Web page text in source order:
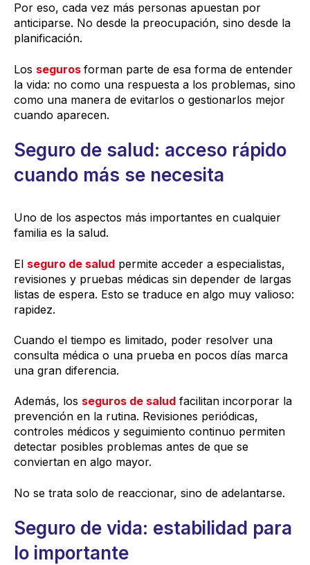
Por eso, cada vez más personas apuestan por
anticiparse. No desde la preocupación, sino desde la
planificación.
Los seguros forman parte de esa forma de entender
la vida: no como una respuesta a los problemas, sino
como una manera de evitarlos o gestionarlos mejor
cuando aparecen.
Seguro de salud: acceso rápido
cuando más se necesita
Uno de los aspectos más importantes en cualquier
familia es la salud.
El seguro de salud permite acceder a especialistas,
revisiones y pruebas médicas sin depender de largas
listas de espera. Esto se traduce en algo muy valioso:
rapidez.
Cuando el tiempo es limitado, poder resolver una
consulta médica o una prueba en pocos días marca
una gran diferencia.
Además, los seguros de salud facilitan incorporar la
prevención en la rutina. Revisiones periódicas,
controles médicos y seguimiento continuo permiten
detectar posibles problemas antes de que se
conviertan en algo mayor.
No se trata solo de reaccionar, sino de adelantarse.
Seguro de vida: estabilidad para
lo importante